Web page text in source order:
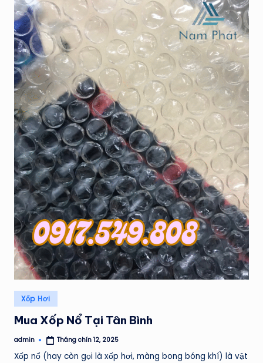
Posted
in
Xốp Hơi
Mua Xốp Nổ Tại Tân Bình
Posted
admin Tháng chín 12, 2025
Xốp nổ (hay còn gọi là xốp hơi, màng bong bóng khí) là vật